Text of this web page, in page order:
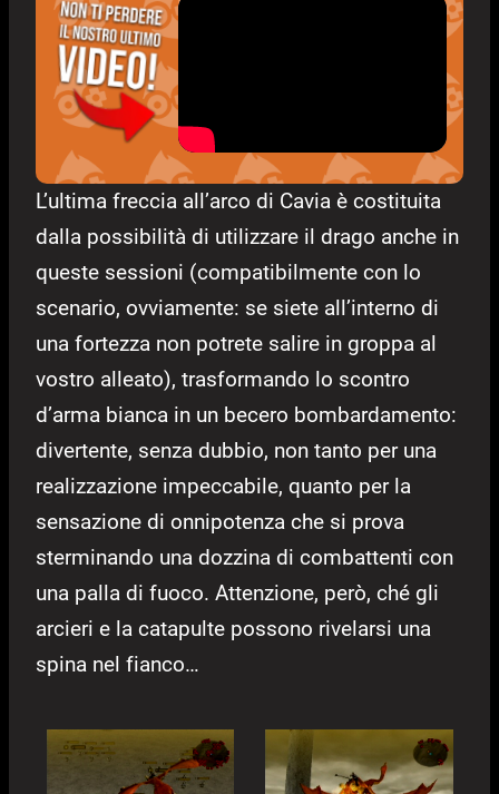
L’ultima freccia all’arco di Cavia è costituita
dalla possibilità di utilizzare il drago anche in
queste sessioni (compatibilmente con lo
scenario, ovviamente: se siete all’interno di
una fortezza non potrete salire in groppa al
vostro alleato), trasformando lo scontro
d’arma bianca in un becero bombardamento:
divertente, senza dubbio, non tanto per una
realizzazione impeccabile, quanto per la
sensazione di onnipotenza che si prova
sterminando una dozzina di combattenti con
una palla di fuoco. Attenzione, però, ché gli
arcieri e la catapulte possono rivelarsi una
spina nel fianco…